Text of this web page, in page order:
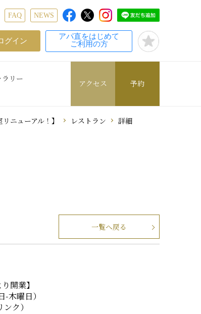
FAQ NEWS
グイン
アパ直をはじめて
ご利用の方
ラリー
アクセス 予約
ニューアル！】 レストラン 詳細
一覧へ戻る
開業】
木曜日）
ク）